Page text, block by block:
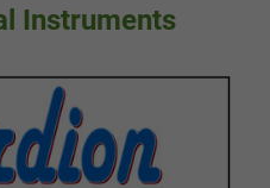
Instruments